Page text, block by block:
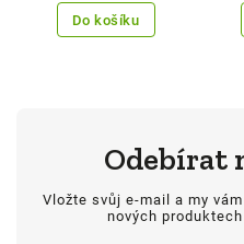
Do košíku
Odebírat
Vložte svůj e-mail a my
nových